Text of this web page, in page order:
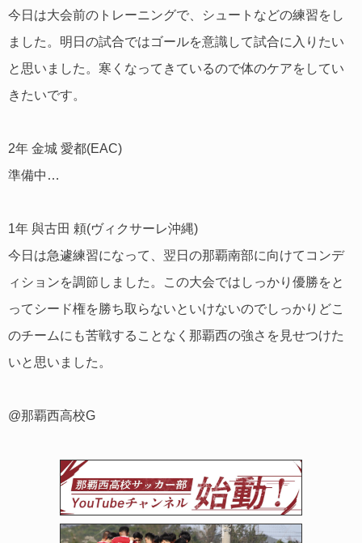
今日は大会前のトレーニングで、シュートなどの練習をし
ました。明日の試合ではゴールを意識して試合に入りたい
と思いました。寒くなってきているので体のケアをしてい
きたいです。
2年 金城 愛都(EAC)
準備中…
1年 與古田 頼(ヴィクサーレ沖縄)
今日は急遽練習になって、翌日の那覇南部に向けてコンデ
ィションを調節しました。この大会ではしっかり優勝をと
ってシード権を勝ち取らないといけないのでしっかりどこ
のチームにも苦戦することなく那覇西の強さを見せつけた
いと思いました。
@那覇西高校G